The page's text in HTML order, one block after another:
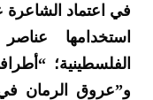
في اعتماد
استخدامها
الفلسطينية؛
و”عروق الرمان في